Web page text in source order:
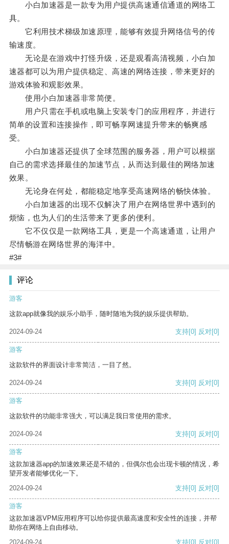
小白加速器是一款专为用户提供高速通信通道的网络工
具。
它利用技术梯级加速原理，能够有效提升网络信号的传
输速度。
无论是在游戏中打怪升级，还是观看高清视频，小白加
速器都可以为用户提供稳定、高速的网络连接，带来更好的
游戏体验和观影效果。
使用小白加速器非常简便。
用户只需在手机或电脑上安装专门的应用程序，并进行
简单的设置和连接操作，即可畅享网速提升带来的畅爽感
受。
小白加速器还提供了全球范围的服务器，用户可以根据
自己的需求选择最佳的加速节点，从而达到最佳的网络加速
效果。
无论身在何处，都能稳定地享受高速网络的畅快体验。
小白加速器的出现不仅解决了用户在网络世界中遇到的
烦恼，也为人们的生活带来了更多的便利。
它不仅仅是一款网络工具，更是一个高速通道，让用户
尽情畅游在网络世界的海洋中。
#3#
评论
游客
这款app就像我的娱乐小助手，随时随地为我的娱乐提供帮助。
2024-09-24 支持[0] 反对[0]
游客
这款软件的界面设计非常简洁，一目了然。
2024-09-24 支持[0] 反对[0]
游客
这款软件的功能非常强大，可以满足我日常使用的需求。
2024-09-24 支持[0] 反对[0]
游客
这款加速器app的加速效果还是不错的，但偶尔也会出现卡顿的情况，希
望开发者能够优化一下。
2024-09-24
支持[0] 反对[0]
游客
这款加速器VPM应用程序可以给你提供最高速度和安全性的连接，并帮
助你在网络上自由移动。
2024-09-24
支持[0] 反对[0]